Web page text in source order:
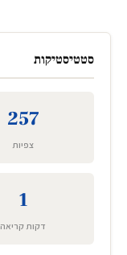
סטטיסטיקות
257
צפיות
1
דקות קריאה